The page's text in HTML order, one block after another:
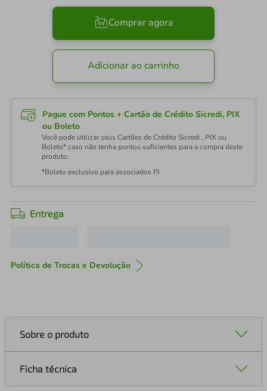
Comprar agora
Adicionar ao carrinho
Pague com Pontos + Cartão de Crédito Sicredi, PIX
ou Boleto
Você pode utilizar seus Cartões de Crédito Sicredi , PIX ou
Boleto* caso não tenha pontos suficientes para a compra deste
produto.
*Boleto exclusivo para associados PJ
Entrega
Política de Trocas e Devolução
Sobre o produto
Ficha técnica